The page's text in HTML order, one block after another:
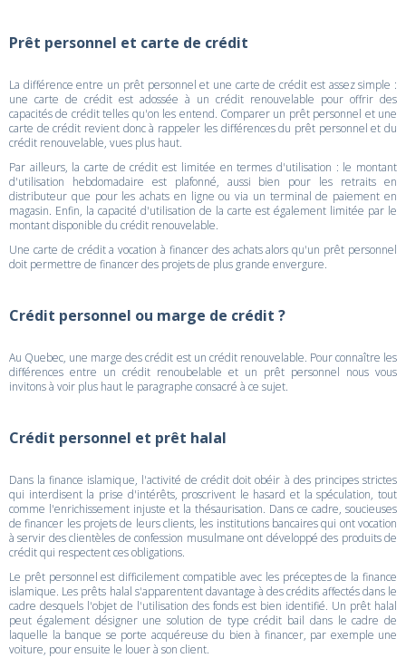
Prêt personnel et carte de crédit
La différence entre un prêt personnel et une carte de crédit est assez simple :
une carte de crédit est adossée à un crédit renouvelable pour offrir des
capacités de crédit telles qu'on les entend. Comparer un prêt personnel et une
carte de crédit revient donc à rappeler les différences du prêt personnel et du
crédit renouvelable, vues plus haut.
Par ailleurs, la carte de crédit est limitée en termes d'utilisation : le montant
d'utilisation hebdomadaire est plafonné, aussi bien pour les retraits en
distributeur que pour les achats en ligne ou via un terminal de paiement en
magasin. Enfin, la capacité d'utilisation de la carte est également limitée par le
montant disponible du crédit renouvelable.
Une carte de crédit a vocation à financer des achats alors qu'un prêt personnel
doit permettre de financer des projets de plus grande envergure.
Crédit personnel ou marge de crédit ?
Au Quebec, une marge des crédit est un crédit renouvelable. Pour connaître les
différences entre un crédit renoubelable et un prêt personnel nous vous
invitons à voir plus haut le paragraphe consacré à ce sujet.
Crédit personnel et prêt halal
Dans la finance islamique, l'activité de crédit doit obéir à des principes strictes
qui interdisent la prise d'intérêts, proscrivent le hasard et la spéculation, tout
comme l'enrichissement injuste et la thésaurisation. Dans ce cadre, soucieuses
de financer les projets de leurs clients, les institutions bancaires qui ont vocation
à servir des clientèles de confession musulmane ont développé des produits de
crédit qui respectent ces obligations.
Le prêt personnel est difficilement compatible avec les préceptes de la finance
islamique. Les prêts halal s'apparentent davantage à des crédits affectés dans le
cadre desquels l'objet de l'utilisation des fonds est bien identifié. Un prêt halal
peut également désigner une solution de type crédit bail dans le cadre de
laquelle la banque se porte acquéreuse du bien à financer, par exemple une
voiture, pour ensuite le louer à son client.